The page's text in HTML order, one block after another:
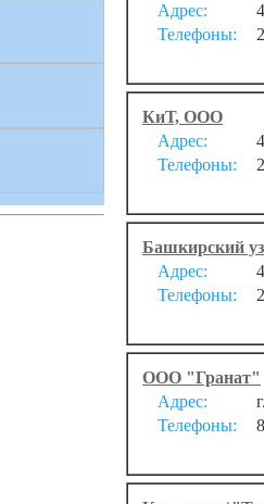
Адрес:
Телефоны:
КиТ, ООО
Адрес:
Телефоны:
Башкирский
Адрес:
Телефоны:
ООО "Гранат"
Адрес:
Телефоны: